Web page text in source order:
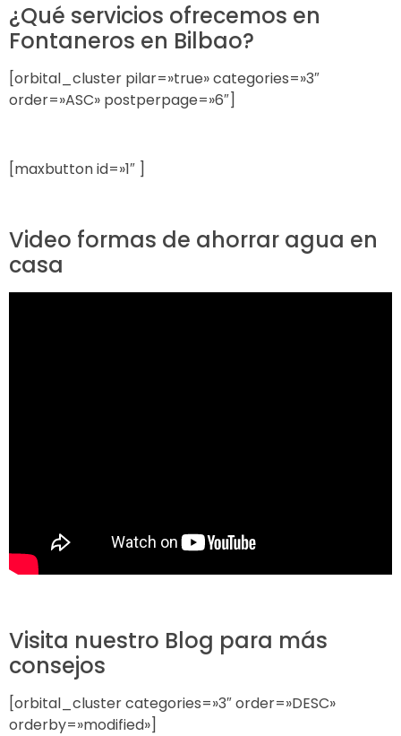
¿Qué servicios ofrecemos en
Fontaneros en Bilbao?
[orbital_cluster pilar=»true» categories=»3″
order=»ASC» postperpage=»6″]
[maxbutton id=»1″ ]
Video formas de ahorrar agua en
casa
Visita nuestro Blog para más
consejos
[orbital_cluster categories=»3″ order=»DESC»
orderby=»modified»]